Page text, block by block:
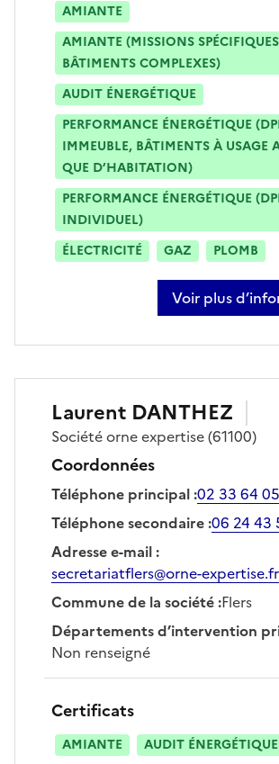
AMIANTE
AMIANTE (MISSIONS
BÂTIMENTS COMPLEXES)
AUDIT ÉNERGÉTIQUE
PERFORMANCE ÉNERGÉTIQUE
IMMEUBLE, BÂTIMENTS À USAGE
QUE D’HABITATION)
PERFORMANCE ÉNERGÉTIQUE
INDIVIDUEL)
ÉLECTRICITÉ
GAZ PLOMB
Voir plus
sur antoine
Laurent DANTHEZ
Sociétéorne expertise(61100)
Coordonnées
Téléphone principal:02 33 64
Téléphone secondaire:06 24 43
Adresse e-mail:
secretariatflers@orne-expertise.fr
Commune de la société:Flers
Départements d’intervention
Non renseigné
Certificats
AMIANTE
AUDIT ÉNERGÉTIQUE